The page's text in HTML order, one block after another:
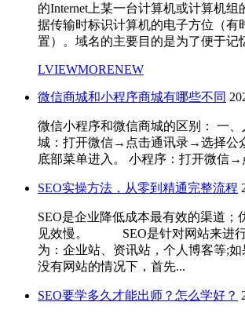
的Internet上某一台计算机或计算机组
据传输时标识计算机的电子方位（有
置）。域名的主要目的是为了便于记
LVIEWMORENEW
微信商城和小程序商城有哪些不同
微信小程序和微信商城的区别： 一
城：打开微信→点击通讯录→选择公
底部菜单进入。 小程序：打开微信
SEO实操方法，从零到精通完整流程
SEO是企业降低成本最有效的渠道；
见效慢。 SEO是针对网站来进行
为：企业站、资讯站，个人博客等;
没有网站的情况下，首先...
SEO要学多久才能出师？怎么学好？